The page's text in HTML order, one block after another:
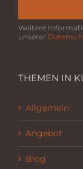
Weitere
unserer
THEMEN IN
Allgemein
Angebot
Blog